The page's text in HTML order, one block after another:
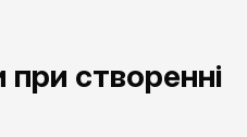
створенні